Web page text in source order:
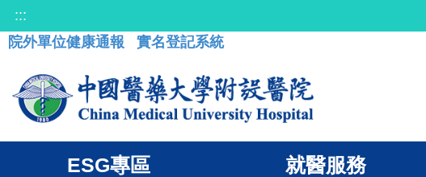
:::
院外單位健康通報
實名登記系統
ESG專區 就醫服務